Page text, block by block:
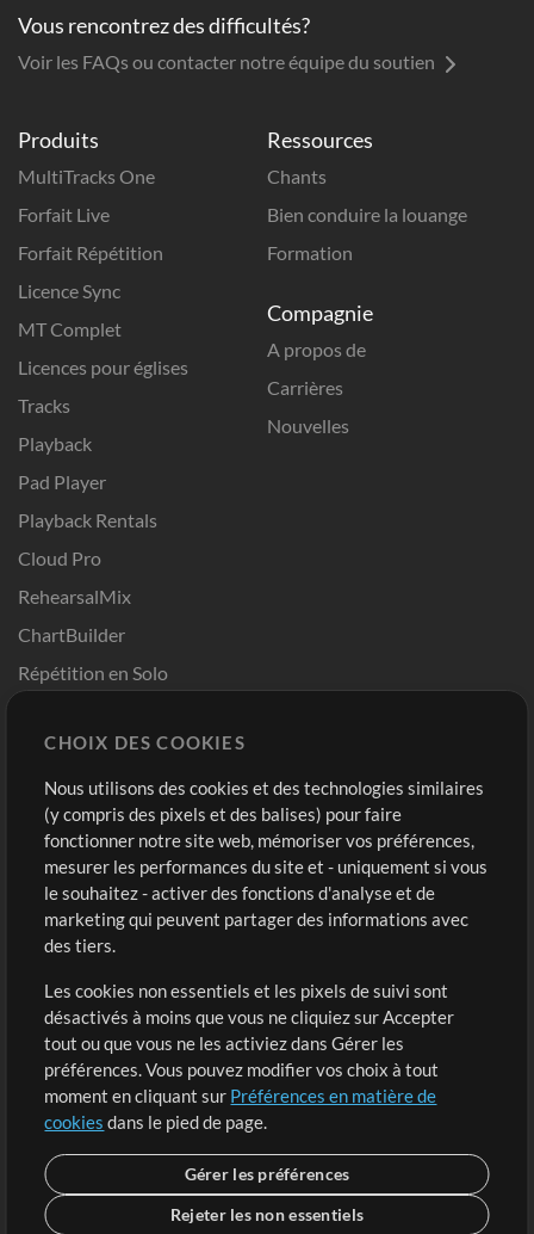
Produits
MultiTracks One
Forfait Live
Forfait Répétition
Licence Sync
MT Complet
Licences pour églises
Tracks
Playback
Pad Player
Playback Rentals
Cloud Pro
RehearsalMix
ChartBuilder
Répétition en Solo
Modèles ProPresenter
Sons
Ressources
Chants
Bien conduire la louange
Formation
Compagnie
A propos de
Carrières
Nouvelles
Boutique
Acheter des crédits
Contenu gratuit
Demander les pistes
Extras
Sessions
Soumettre votre contenu
Listes de lecture
Conférence MT
Compte
Connexion
S'inscrire
Vous rencontrez des difficultés?
Voir les FAQs ou contacter notre équipe du soutien
CHOIX DES COOKIES
Nous utilisons des cookies et des technologies similaires
(y compris des pixels et des balises) pour faire
fonctionner notre site web, mémoriser vos préférences,
mesurer les performances du site et - uniquement si vous
le souhaitez - activer des fonctions d'analyse et de
marketing qui peuvent partager des informations avec
des tiers.
Les cookies non essentiels et les pixels de suivi sont
désactivés à moins que vous ne cliquiez sur Accepter
tout ou que vous ne les activiez dans Gérer les
préférences. Vous pouvez modifier vos choix à tout
moment en cliquant sur Préférences en matière de
cookies dans le pied de page.
Gérer les préférences
Rejeter les non essentiels